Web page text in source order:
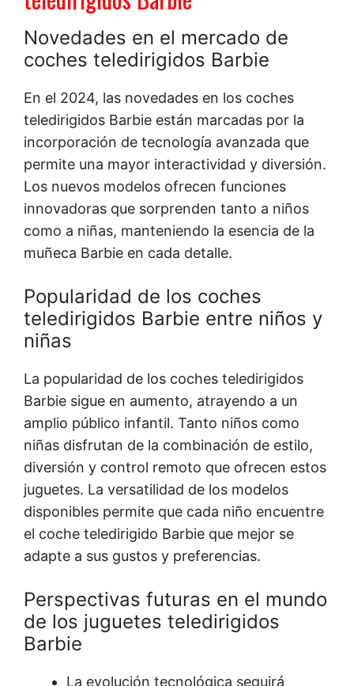
Novedades en el mercado de
coches teledirigidos Barbie
En el 2024, las novedades en los coches
teledirigidos Barbie están marcadas por la
incorporación de tecnología avanzada que
permite una mayor interactividad y diversión.
Los nuevos modelos ofrecen funciones
innovadoras que sorprenden tanto a niños
como a niñas, manteniendo la esencia de la
muñeca Barbie en cada detalle.
Popularidad de los coches
teledirigidos Barbie entre niños y
niñas
La popularidad de los coches teledirigidos
Barbie sigue en aumento, atrayendo a un
amplio público infantil. Tanto niños como
niñas disfrutan de la combinación de estilo,
diversión y control remoto que ofrecen estos
juguetes. La versatilidad de los modelos
disponibles permite que cada niño encuentre
el coche teledirigido Barbie que mejor se
adapte a sus gustos y preferencias.
Perspectivas futuras en el mundo
de los juguetes teledirigidos
Barbie
La evolución tecnológica seguirá